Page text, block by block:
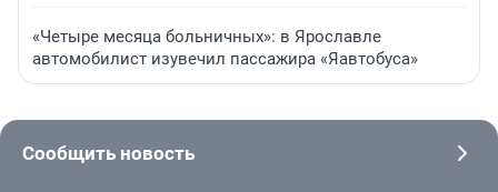
«Четыре месяца больничных»: в Ярославле
автомобилист изувечил пассажира «Яавтобуса»
Сообщить новость